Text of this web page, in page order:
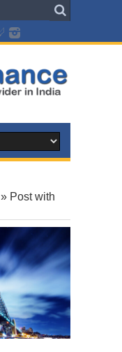
» Post with